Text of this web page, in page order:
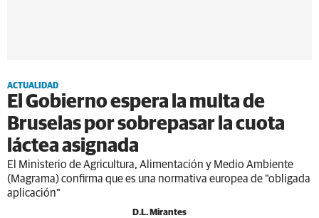
ACTUALIDAD
El Gobierno espera la multa de
Bruselas por sobrepasar la cuota
láctea asignada
El Ministerio de Agricultura, Alimentación y Medio Ambiente
(Magrama) confirma que es una normativa europea de "obligada
aplicación"
D.L. Mirantes